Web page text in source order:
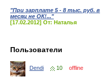
"При зарплате 5 - 8 тыс. руб. в
месяц не ОК!..."
[17.02.2012] От: Наталья
Пользователи
Dendi 10 offline